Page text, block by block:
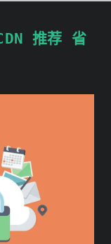
推荐 省